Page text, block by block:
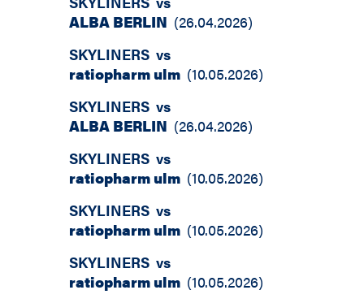
ALBA BERLIN (26.04.2026)
SKYLINERS vs
ratiopharm ulm (10.05.2026)
SKYLINERS vs
ALBA BERLIN (26.04.2026)
SKYLINERS vs
ratiopharm ulm (10.05.2026)
SKYLINERS vs
ratiopharm ulm (10.05.2026)
SKYLINERS vs
ratiopharm ulm (10.05.2026)